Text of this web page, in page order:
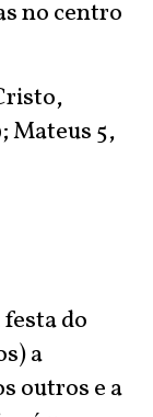
no centro
Mateus 5,
do
a
outros e a